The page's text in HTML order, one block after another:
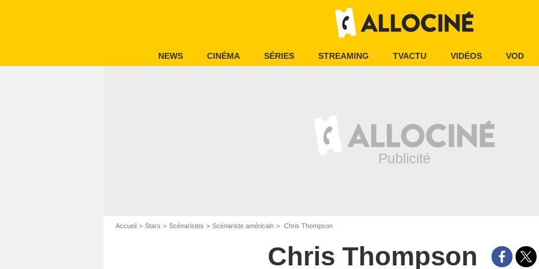
NEWS CINÉMA SÉRIES STREAMING TVACTU VIDÉOS VOD
Accueil Stars Scénaristes Scénariste américain Chris Thompson
Chris Thompson